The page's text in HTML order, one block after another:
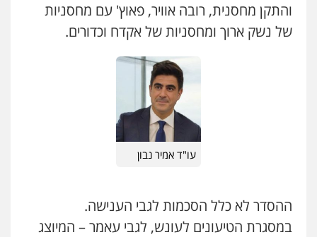
עו"ד זוהר ארבל
0538788878
והתקן מחסנית, רובה אוויר, פאוץ' עם מחסניות
של נשק ארוך ומחסניות של אקדח וכדורים.
עו"ד אמיר נבון
ההסדר לא כלל הסכמות לגבי הענישה.
במסגרת הטיעונים לעונש, לגבי עאמר – המיוצג
שני אלגרבלי – משרד עורכי דין
עורכי דין לענייני אסירים
0507120031
0544712201